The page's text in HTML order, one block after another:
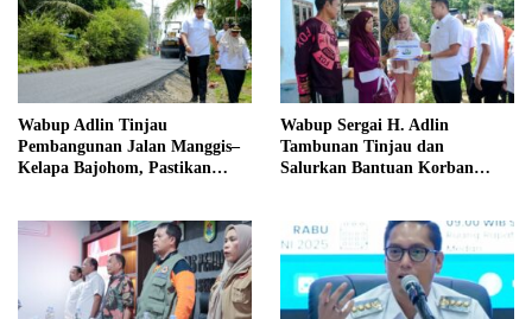
Wabup Adlin Tinjau
Pembangunan Jalan Manggis–
Kelapa Bajohom, Pastikan
Wabup Sergai H. Adlin
Tambunan Tinjau dan
Salurkan Bantuan Korban